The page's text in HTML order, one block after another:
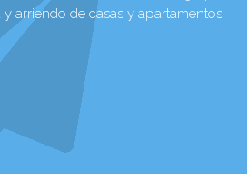
arriendo de casas y apartamentos